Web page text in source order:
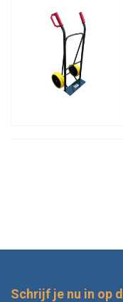
Schrijf je nu in op